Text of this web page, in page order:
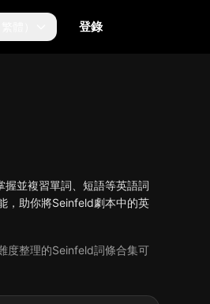
登錄
並複習單詞、短語等英語詞
，助你將Seinfeld劇本中的英
度整理的Seinfeld詞條合集可